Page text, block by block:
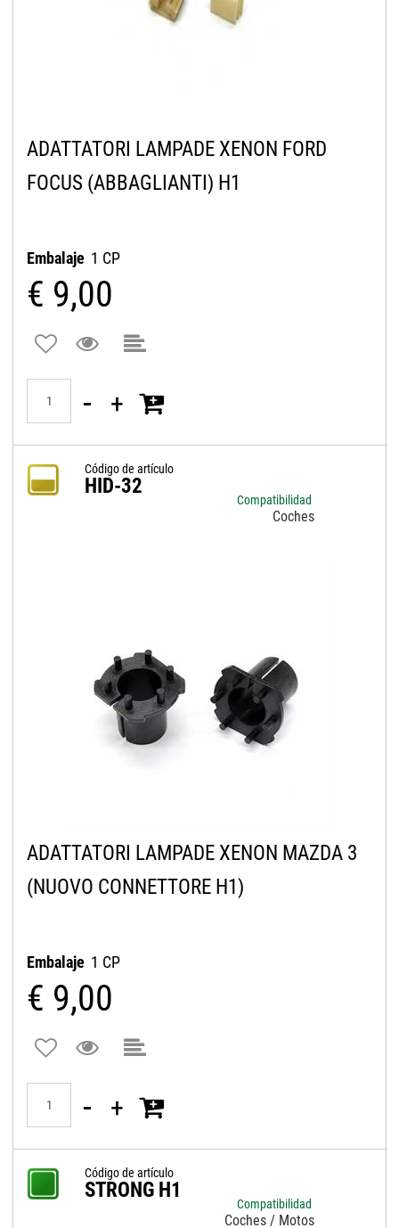
ADATTATORI LAMPADE XENON FORD
FOCUS (ABBAGLIANTI) H1
Embalaje 1 CP
€ 9,00
Código de artículo
HID-32
Compatibilidad
Coches
ADATTATORI LAMPADE XENON MAZDA 3
(NUOVO CONNETTORE H1)
Embalaje 1 CP
€ 9,00
Código de artículo
STRONG H1
Compatibilidad
Coches / Motos